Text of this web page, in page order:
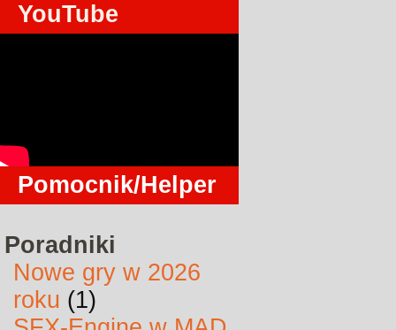
YouTube
Pomocnik/Helper
Poradniki
Nowe gry w 2026
roku (1)